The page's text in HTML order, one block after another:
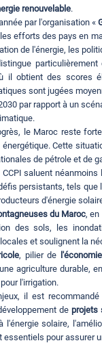
renouvelable.
par l'organisation «
les efforts des pays en
de l'énergie, les
il obtient des scores
sont jugées
par rapport à un
le Maroc reste
Cette
de pétrole et de
saluent
persistants, tels que
d'énergie
du Maroc,
des sols, les
et soulignent la
, pilier de
agriculture durable,
l'irrigation.
il est
de projets
l'énergie solaire,
essentiels pour assurer